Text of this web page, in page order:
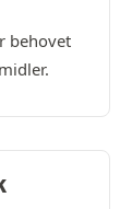
behovet